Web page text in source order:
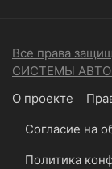
Все права
СИСТЕМЫ
О проекте
Согласие на
Политика